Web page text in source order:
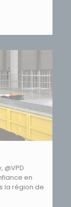
@VPD
en
la région de